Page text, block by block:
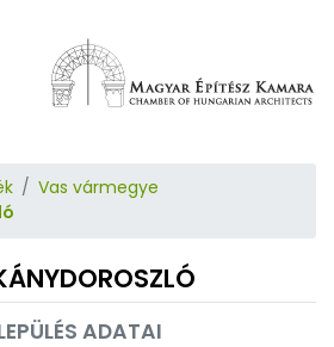
Vas vármegye
ADATAI